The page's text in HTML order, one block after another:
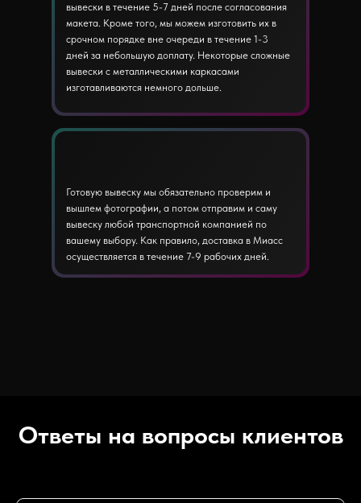
вывески в течение 5-7 дней после согласования
макета. Кроме того, мы можем изготовить их в
срочном порядке вне очереди в течение 1-3
дней за небольшую доплату. Некоторые сложные
вывески с металлическими каркасами
изготавливаются немного дольше.
Готовую вывеску мы обязательно проверим и
вышлем фотографии, а потом отправим и саму
вывеску любой транспортной компанией по
вашему выбору. Как правило, доставка в Миасс
осуществляется в течение 7-9 рабочих дней.
Ответы на вопросы клиентов